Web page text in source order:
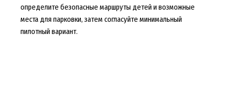
определите безопасные маршруты детей и возможные
места для парковки, затем согласуйте минимальный
пилотный вариант.